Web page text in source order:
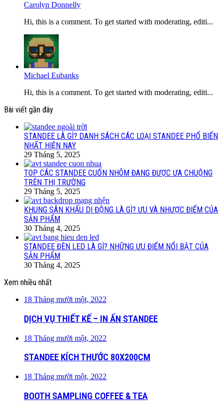
Carolyn Donnelly
Hi, this is a comment. To get started with moderating, editi...
Michael Eubanks
Hi, this is a comment. To get started with moderating, editi...
Bài viết gần đây
STANDEE LÀ GÌ? DANH SÁCH CÁC LOẠI STANDEE PHỔ BIẾN
NHẤT HIỆN NAY
29 Tháng 5, 2025
TOP CÁC STANDEE CUỐN NHÔM ĐANG ĐƯỢC ƯA CHUỘNG
TRÊN THỊ TRƯỜNG
29 Tháng 5, 2025
KHUNG SÂN KHẤU DI ĐỘNG LÀ GÌ? ƯU VÀ NHƯỢC ĐIỂM CỦA
SẢN PHẨM
30 Tháng 4, 2025
STANDEE ĐÈN LED LÀ GÌ? NHỮNG ƯU ĐIỂM NỔI BẬT CỦA
SẢN PHẨM
30 Tháng 4, 2025
Xem nhiều nhất
18 Tháng mười một, 2022
DỊCH VỤ THIẾT KẾ – IN ẤN STANDEE
18 Tháng mười một, 2022
STANDEE KÍCH THƯỚC 80X200CM
18 Tháng mười một, 2022
BOOTH SAMPLING COFFEE & TEA